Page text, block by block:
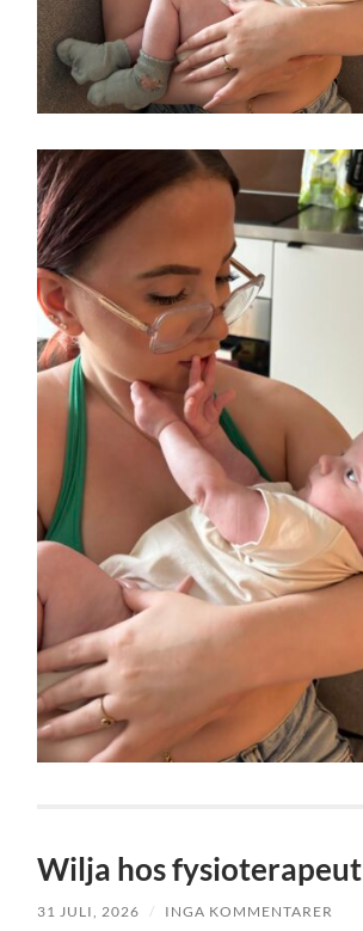
Wilja hos fysioterapeut
31 JULI, 2026 / INGA KOMMENTARER